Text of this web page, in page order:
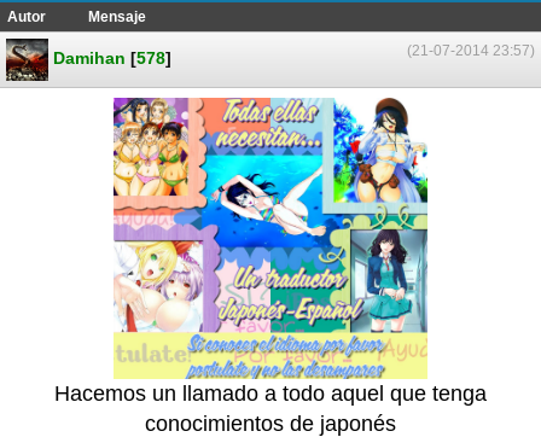
Autor
Mensaje
(21-07-2014 23:57)
Damihan [578]
Hacemos un llamado a todo aquel que tenga
conocimientos de japonés